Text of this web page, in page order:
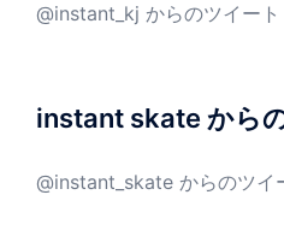
@instant_kj からのツイート
instant skate から
@instant_skate からのツイ